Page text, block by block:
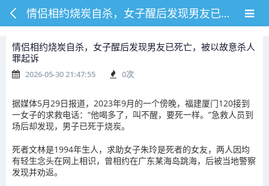
情侣相约烧炭自杀，女子醒后发现男友已死亡，被以故意杀人罪起诉
情侣相约烧炭自杀，女子醒后发现男友已死亡，被以故意杀人
罪起诉
2026-05-30 21:47:55 0次
据媒体5月29日报道，2023年9月的一个傍晚，福建厦门120接到
一女子的求救电话：“他喝多了，叫不醒，要死一样。”急救人员到
场后却发现，男子已死于烧炭。
死者文林是1994年生人，求助女子朱玲是死者的女友，两人因均
有轻生念头在网上相识，曾相约在广东某海岛跳海，后被当地警察
发现并劝返。